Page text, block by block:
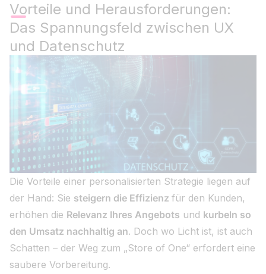
Vorteile und Herausforderungen:
Das Spannungsfeld zwischen UX
und Datenschutz
Die Vorteile einer personalisierten Strategie liegen auf
der Hand: Sie steigern die Effizienz für den Kunden,
erhöhen die Relevanz Ihres Angebots und kurbeln so
den Umsatz nachhaltig an. Doch wo Licht ist, ist auch
Schatten – der Weg zum „Store of One“ erfordert eine
saubere Vorbereitung.